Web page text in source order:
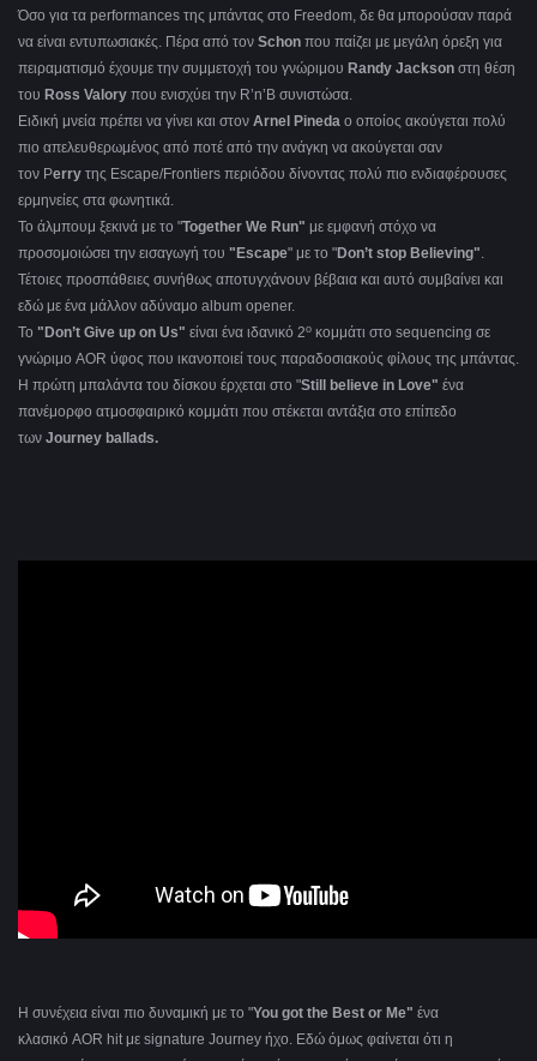
Όσο για τα performances της μπάντας στο Freedom, δε θα μπορούσαν παρά
να είναι εντυπωσιακές. Πέρα από τον Schon που παίζει με μεγάλη όρεξη για
πειραματισμό έχουμε την συμμετοχή του γνώριμου Randy Jackson στη θέση
του Ross Valory που ενισχύει την R’n’B συνιστώσα.
Ειδική μνεία πρέπει να γίνει και στον Arnel Pineda ο οποίος ακούγεται πολύ
πιο απελευθερωμένος από ποτέ από την ανάγκη να ακούγεται σαν
τον Perry της Escape/Frontiers περιόδου δίνοντας πολύ πιο ενδιαφέρουσες
ερμηνείες στα φωνητικά.
Το άλμπουμ ξεκινά με το "Together We Run" με εμφανή στόχο να
προσομοιώσει την εισαγωγή του "Escape" με το "Don’t stop Believing".
Τέτοιες προσπάθειες συνήθως αποτυγχάνουν βέβαια και αυτό συμβαίνει και
εδώ με ένα μάλλον αδύναμο album opener.
Το "Don’t Give up on Us" είναι ένα ιδανικό 2ο κομμάτι στο sequencing σε
γνώριμο AOR ύφος που ικανοποιεί τους παραδοσιακούς φίλους της μπάντας.
Η πρώτη μπαλάντα του δίσκου έρχεται στο "Still believe in Love" ένα
πανέμορφο ατμοσφαιρικό κομμάτι που στέκεται αντάξια στο επίπεδο
των Journey ballads.
Η συνέχεια είναι πιο δυναμική με το "You got the Best or Me" ένα
κλασικό AOR hit με signature Journey ήχο. Εδώ όμως φαίνεται ότι η